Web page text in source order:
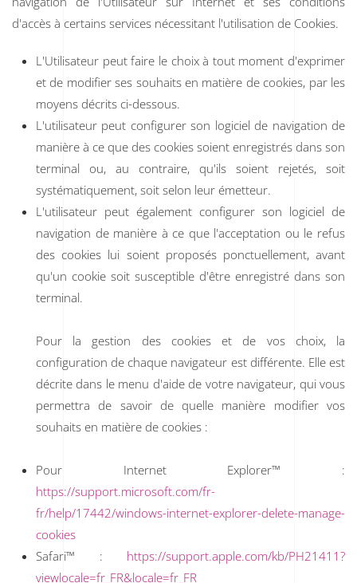
d'accès à certains services nécessitant l'utilisation de Cookies.
L'Utilisateur peut faire le choix à tout moment d'exprimer
et de modifier ses souhaits en matière de cookies, par les
moyens décrits ci-dessous.
L'utilisateur peut configurer son logiciel de navigation de
manière à ce que des cookies soient enregistrés dans son
terminal ou, au contraire, qu'ils soient rejetés, soit
systématiquement, soit selon leur émetteur.
L'utilisateur peut également configurer son logiciel de
navigation de manière à ce que l'acceptation ou le refus
des cookies lui soient proposés ponctuellement, avant
qu'un cookie soit susceptible d'être enregistré dans son
terminal.
Pour la gestion des cookies et de vos choix, la
configuration de chaque navigateur est différente. Elle est
décrite dans le menu d'aide de votre navigateur, qui vous
permettra de savoir de quelle manière modifier vos
souhaits en matière de cookies :
Pour Internet Explorer™ :
https://support.microsoft.com/fr-
fr/help/17442/windows-internet-explorer-delete-manage-
cookies
Safari™ : https://support.apple.com/kb/PH21411?
viewlocale=fr_FR&locale=fr_FR